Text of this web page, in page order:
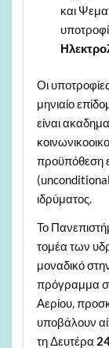
και
Οι
μηνιαίο
είναι
προϋπόθεση
ιδρύματος.
Το
τομέα των
μοναδικό
πρόγραμμα
Αερίου,
υποβάλουν
τη Δευτέρα